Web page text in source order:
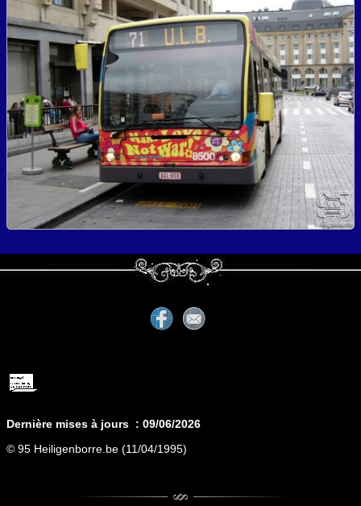
Dernière mises à jours : 09/06/2026
© 95 Heiligenborre.be (11/04/1995)